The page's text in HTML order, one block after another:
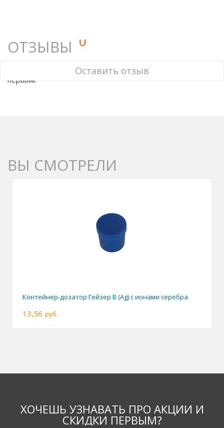
ОТЗЫВЫ 0
Оставить отзыв
У этого товара нет ни одного отзыва. Вы можете стать
первым.
ВЫ СМОТРЕЛИ
Контейнер-дозатор Гейзер В (Ag) с ионами серебра
13,56 руб.
ХОЧЕШЬ УЗНАВАТЬ ПРО АКЦИИ И
СКИДКИ ПЕРВЫМ?